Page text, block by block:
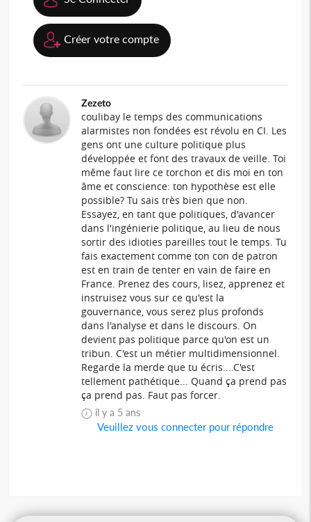
Créer votre compte
Zezeto
coulibay le temps des communications
alarmistes non fondées est révolu en CI. Les
gens ont une culture politique plus
développée et font des travaux de veille. Toi
même faut lire ce torchon et dis moi en ton
âme et conscience: ton hypothèse est elle
possible? Tu sais très bien que non.
Essayez, en tant que politiques, d'avancer
dans l'ingénierie politique, au lieu de nous
sortir des idioties pareilles tout le temps. Tu
fais exactement comme ton con de patron
est en train de tenter en vain de faire en
France. Prenez des cours, lisez, apprenez et
instruisez vous sur ce qu'est la
gouvernance, vous serez plus profonds
dans l'analyse et dans le discours. On
devient pas politique parce qu'on est un
tribun. C'est un métier multidimensionnel.
Regarde la merde que tu écris....C'est
tellement pathétique... Quand ça prend pas
ça prend pas. Faut pas forcer.
il y a 5 ans
Veuillez vous connecter pour répondre